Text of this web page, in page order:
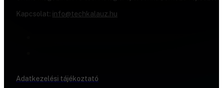
Kapcsolat: info@techkalauz.hu
Adatkezelési tájékoztató